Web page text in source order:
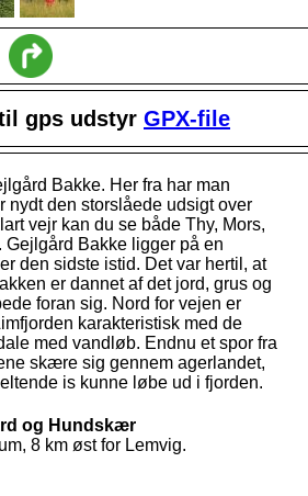
gps udstyr GPX-file
Bakke. Her fra har man
nydt den storslåede udsigt over
vejr kan du se både Thy, Mors,
Bakke ligger på en
den sidste istid. Det var hertil, at
er dannet af det jord, grus og
foran sig. Nord for vejen er
karakteristisk med de
med vandløb. Endnu et spor fra
skære sig gennem agerlandet,
is kunne løbe ud i fjorden.
og Hundskær
8 km øst for Lemvig.